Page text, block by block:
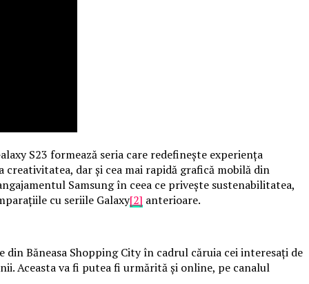
S23 formează seria care redefinește experiența
dar și cea mai rapidă grafică mobilă din
Samsung în ceea ce privește sustenabilitatea,
cu seriile Galaxy[2] anterioare.
Băneasa Shopping City în cadrul căruia cei interesați de
Aceasta va fi putea fi urmărită și online, pe canalul